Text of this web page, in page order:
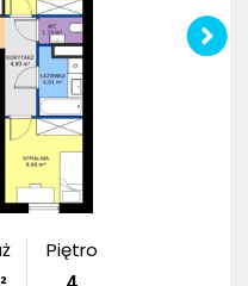
Piętro